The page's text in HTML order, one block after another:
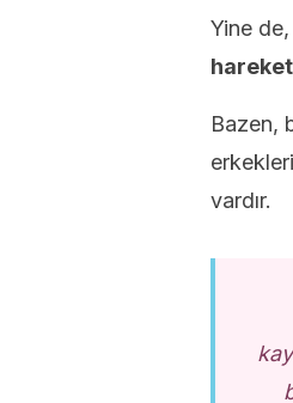
Yine de,
Bazen,
vardır.